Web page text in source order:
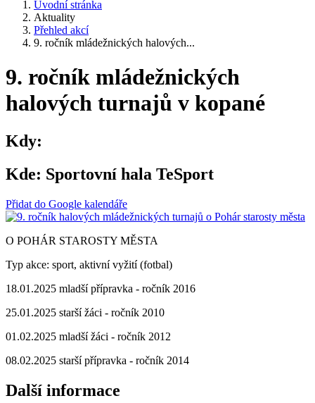
Úvodní stránka
Aktuality
Přehled akcí
9. ročník mládežnických halových...
9. ročník mládežnických
halových turnajů v kopané
Kdy:
Kde: Sportovní hala TeSport
Přidat do Google kalendáře
O POHÁR STAROSTY MĚSTA
Typ akce: sport, aktivní vyžití (fotbal)
18.01.2025 mladší přípravka - ročník 2016
25.01.2025 starší žáci - ročník 2010
01.02.2025 mladší žáci - ročník 2012
08.02.2025 starší přípravka - ročník 2014
Další informace